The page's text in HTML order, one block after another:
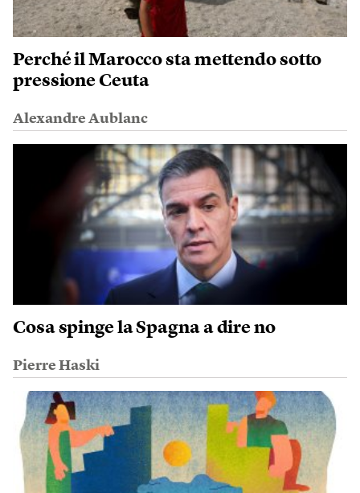
Perché il Marocco sta mettendo sotto
pressione Ceuta
Alexandre Aublanc
Cosa spinge la Spagna a dire no
Pierre Haski